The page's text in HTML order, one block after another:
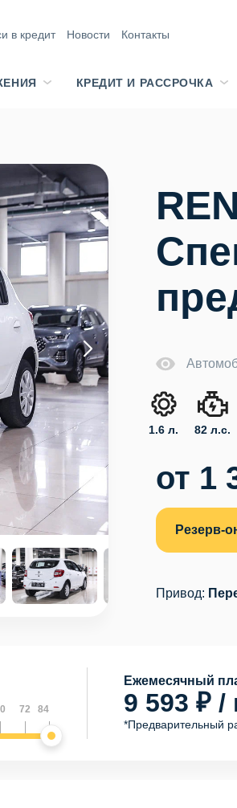
в кредит Новости Контакты
КРЕДИТ И РАССРОЧКА
1.6 л. 82 л.с.
от 1
Резерв-
Привод:
72 84
Ежемесячный
9 593 ₽ /
*Предварительный